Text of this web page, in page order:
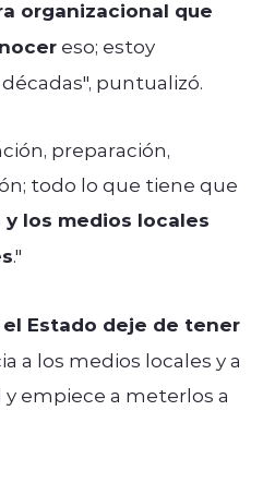
organizacional que
eso; estoy
puntualizó.
preparación,
todo lo que tiene que
los medios locales
."
Estado deje de tener
a los medios locales y a
empiece a meterlos a